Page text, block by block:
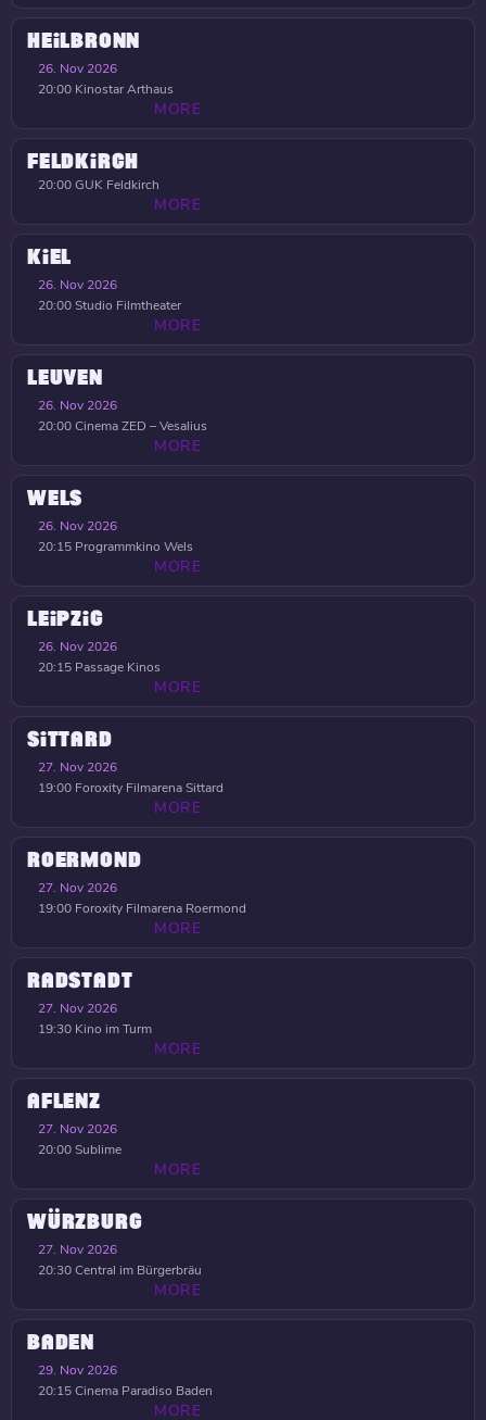
HEILBRONN
26. Nov 2026
20:00 Kinostar Arthaus
MORE
FELDKIRCH
20:00GUK Feldkirch
MORE
KIEL
26. Nov 2026
20:00Studio Filmtheater
MORE
LEUVEN
26. Nov 2026
20:00Cinema ZED – Vesalius
MORE
WELS
26. Nov 2026
20:15 Programmkino Wels
MORE
LEIPZIG
26. Nov 2026
20:15 Passage Kinos
MORE
SITTARD
27. Nov 2026
19:00 Foroxity Filmarena Sittard
MORE
ROERMOND
27. Nov 2026
19:00 Foroxity Filmarena Roermond
MORE
RADSTADT
27. Nov 2026
19:30 Kino im Turm
MORE
AFLENZ
27. Nov 2026
20:00Sublime
MORE
WÜRZBURG
27. Nov 2026
20:30Central im Bürgerbräu
MORE
BADEN
29. Nov 2026
20:15Cinema Paradiso Baden
MORE